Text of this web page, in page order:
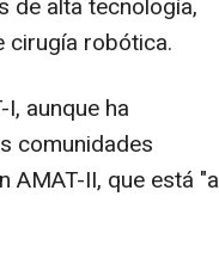
de alta tecnología,
cirugía robótica.
aunque ha
comunidades
AMAT-II, que está "a